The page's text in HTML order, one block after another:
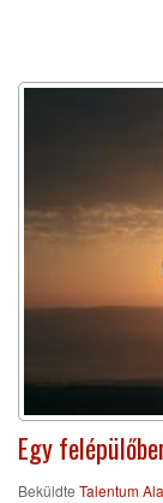
Egy
Beküldte Talentum